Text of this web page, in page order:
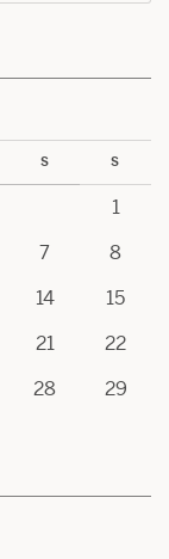
S S
1
7
8
14
15
21
22
28
29